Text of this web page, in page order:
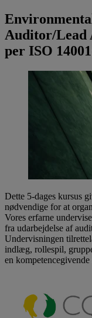
Auditor/Lead
per ISO
Dette 5-dages kursus
nødvendige for at
Vores erfarne
fra udarbejdelse af
Undervisningen
indlæg, rollespil,
en kompetencegivende